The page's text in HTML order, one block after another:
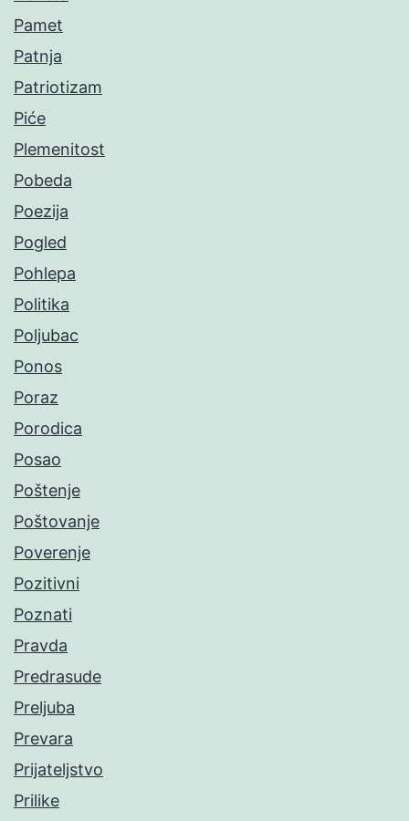
Pamet
Patnja
Patriotizam
Piće
Plemenitost
Pobeda
Poezija
Pogled
Pohlepa
Politika
Poljubac
Ponos
Poraz
Porodica
Posao
Poštenje
Poštovanje
Poverenje
Pozitivni
Poznati
Pravda
Predrasude
Preljuba
Prevara
Prijateljstvo
Prilike